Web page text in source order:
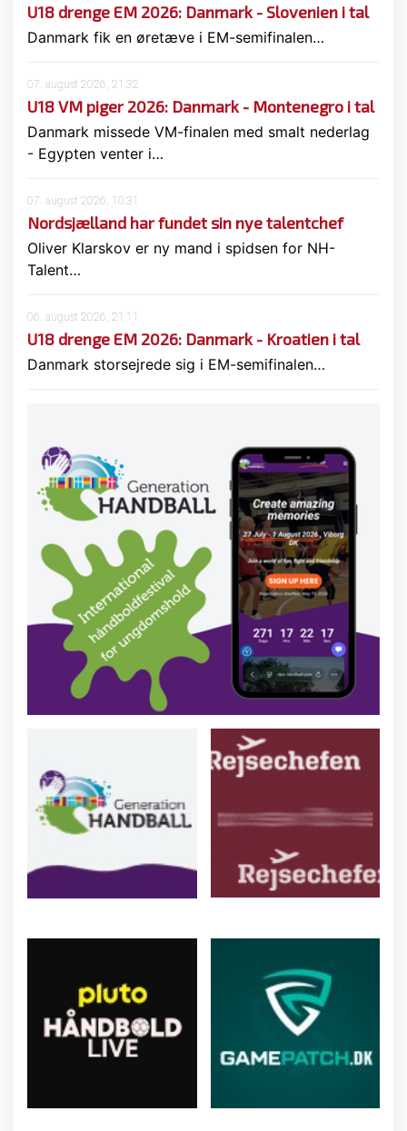
U18 drenge EM 2026: Danmark - Slovenien i tal
Danmark fik en øretæve i EM-semifinalen…
07. august 2026, 21:32
U18 VM piger 2026: Danmark - Montenegro i tal
Danmark missede VM-finalen med smalt nederlag
- Egypten venter i…
07. august 2026, 10:31
Nordsjælland har fundet sin nye talentchef
Oliver Klarskov er ny mand i spidsen for NH-
Talent…
06. august 2026, 21:11
U18 drenge EM 2026: Danmark - Kroatien i tal
Danmark storsejrede sig i EM-semifinalen…